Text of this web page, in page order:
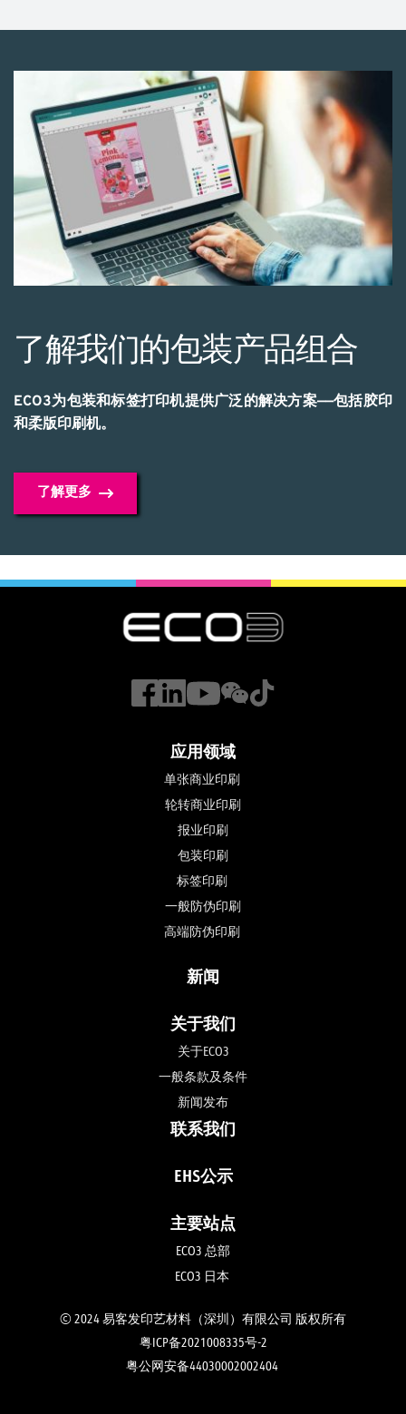
了解我们的包装产品组合
ECO3为包装和标签打印机提供广泛的解决方案——包括胶印
和柔版印刷机。
了解更多
应用领域
单张商业印刷
轮转商业印刷
报业印刷
包装印刷
标签印刷
一般防伪印刷
高端防伪印刷
新闻
关于我们
关于ECO3
一般条款及条件
新闻发布
联系我们
EHS公示
主要站点
ECO3 总部
ECO3 日本
© 2024 易客发印艺材料（深圳）有限公司 版权所有
粤ICP备2021008335号-2
粤公网安备44030002002404